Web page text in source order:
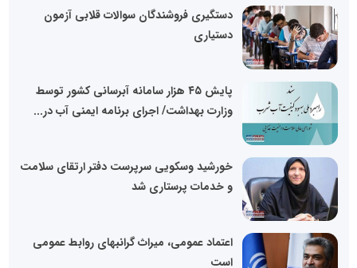
دستگیری فروشندگان سوالات قلابی آزمون
دستیاری
پایش ۴۵ هزار سامانه آبرسانی کشور توسط
وزارت بهداشت/ اجرای برنامه ایمنی آب در...
خورشید وسکویی سرپرست دفتر ارتقای سلامت
و خدمات پرستاری شد
اعتماد عمومی، میراث گرانبهای روابط عمومی
است